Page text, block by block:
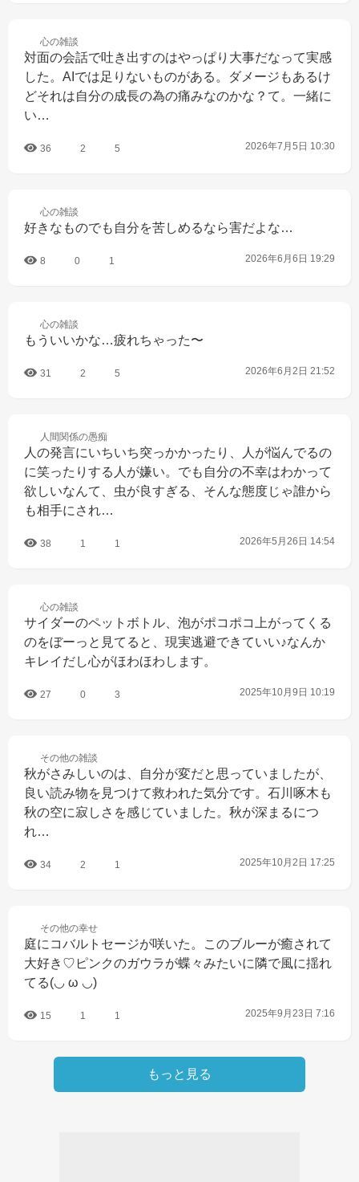
心の雑談
対面の会話で吐き出すのはやっぱり大事だなって実感
した。AIでは足りないものがある。ダメージもあるけ
どそれは自分の成長の為の痛みなのかな？て。一緒に
い…
36 2 5 2026年7月5日 10:30
心の雑談
好きなものでも自分を苦しめるなら害だよな…
8 0 1 2026年6月6日 19:29
心の雑談
もういいかな…疲れちゃった〜
31 2 5 2026年6月2日 21:52
人間関係の愚痴
人の発言にいちいち突っかかったり、人が悩んでるの
に笑ったりする人が嫌い。でも自分の不幸はわかって
欲しいなんて、虫が良すぎる、そんな態度じゃ誰から
も相手にされ…
38 1 1 2026年5月26日 14:54
心の雑談
サイダーのペットボトル、泡がポコポコ上がってくる
のをぼーっと見てると、現実逃避できていい♪なんか
キレイだし心がほわほわします。
27 0 3 2025年10月9日 10:19
その他の雑談
秋がさみしいのは、自分が変だと思っていましたが、
良い読み物を見つけて救われた気分です。石川啄木も
秋の空に寂しさを感じていました。秋が深まるにつ
れ…
34 2 1 2025年10月2日 17:25
その他の幸せ
庭にコバルトセージが咲いた。このブルーが癒されて
大好き♡ピンクのガウラが蝶々みたいに隣で風に揺れ
てる(⁠◡⁠ ⁠ω⁠ ⁠◡⁠)
15 1 1 2025年9月23日 7:16
もっと見る